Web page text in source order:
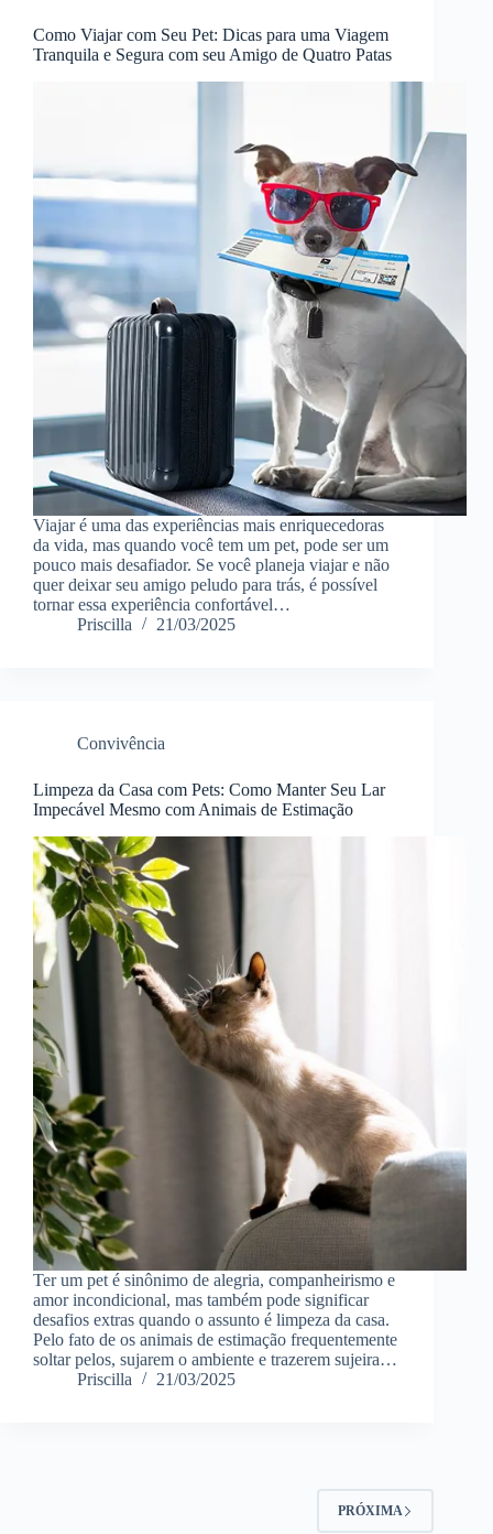
Como Viajar com Seu Pet: Dicas para uma Viagem
Tranquila e Segura com seu Amigo de Quatro Patas
Viajar é uma das experiências mais enriquecedoras
da vida, mas quando você tem um pet, pode ser um
pouco mais desafiador. Se você planeja viajar e não
quer deixar seu amigo peludo para trás, é possível
tornar essa experiência confortável…
Priscilla
21/03/2025
Convivência
Limpeza da Casa com Pets: Como Manter Seu Lar
Impecável Mesmo com Animais de Estimação
Ter um pet é sinônimo de alegria, companheirismo e
amor incondicional, mas também pode significar
desafios extras quando o assunto é limpeza da casa.
Pelo fato de os animais de estimação frequentemente
soltar pelos, sujarem o ambiente e trazerem sujeira…
Priscilla
21/03/2025
PRÓXIMA